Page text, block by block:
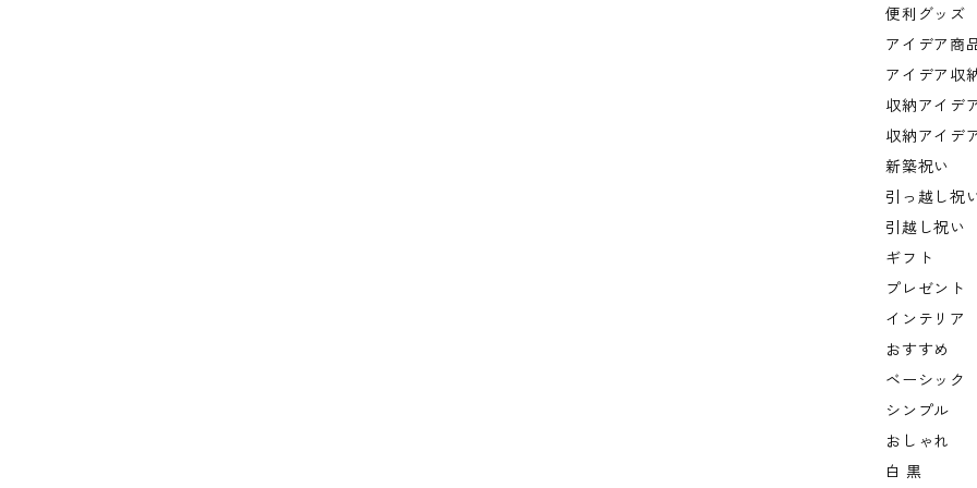
便利グッズ
アイデア商
アイデア収
収納アイデ
収納アイデ
新築祝い
引っ越し祝
引越し祝い
ギフト
プレゼント
インテリア
おすすめ
ベーシック
シンプル
おしゃれ
白 黒